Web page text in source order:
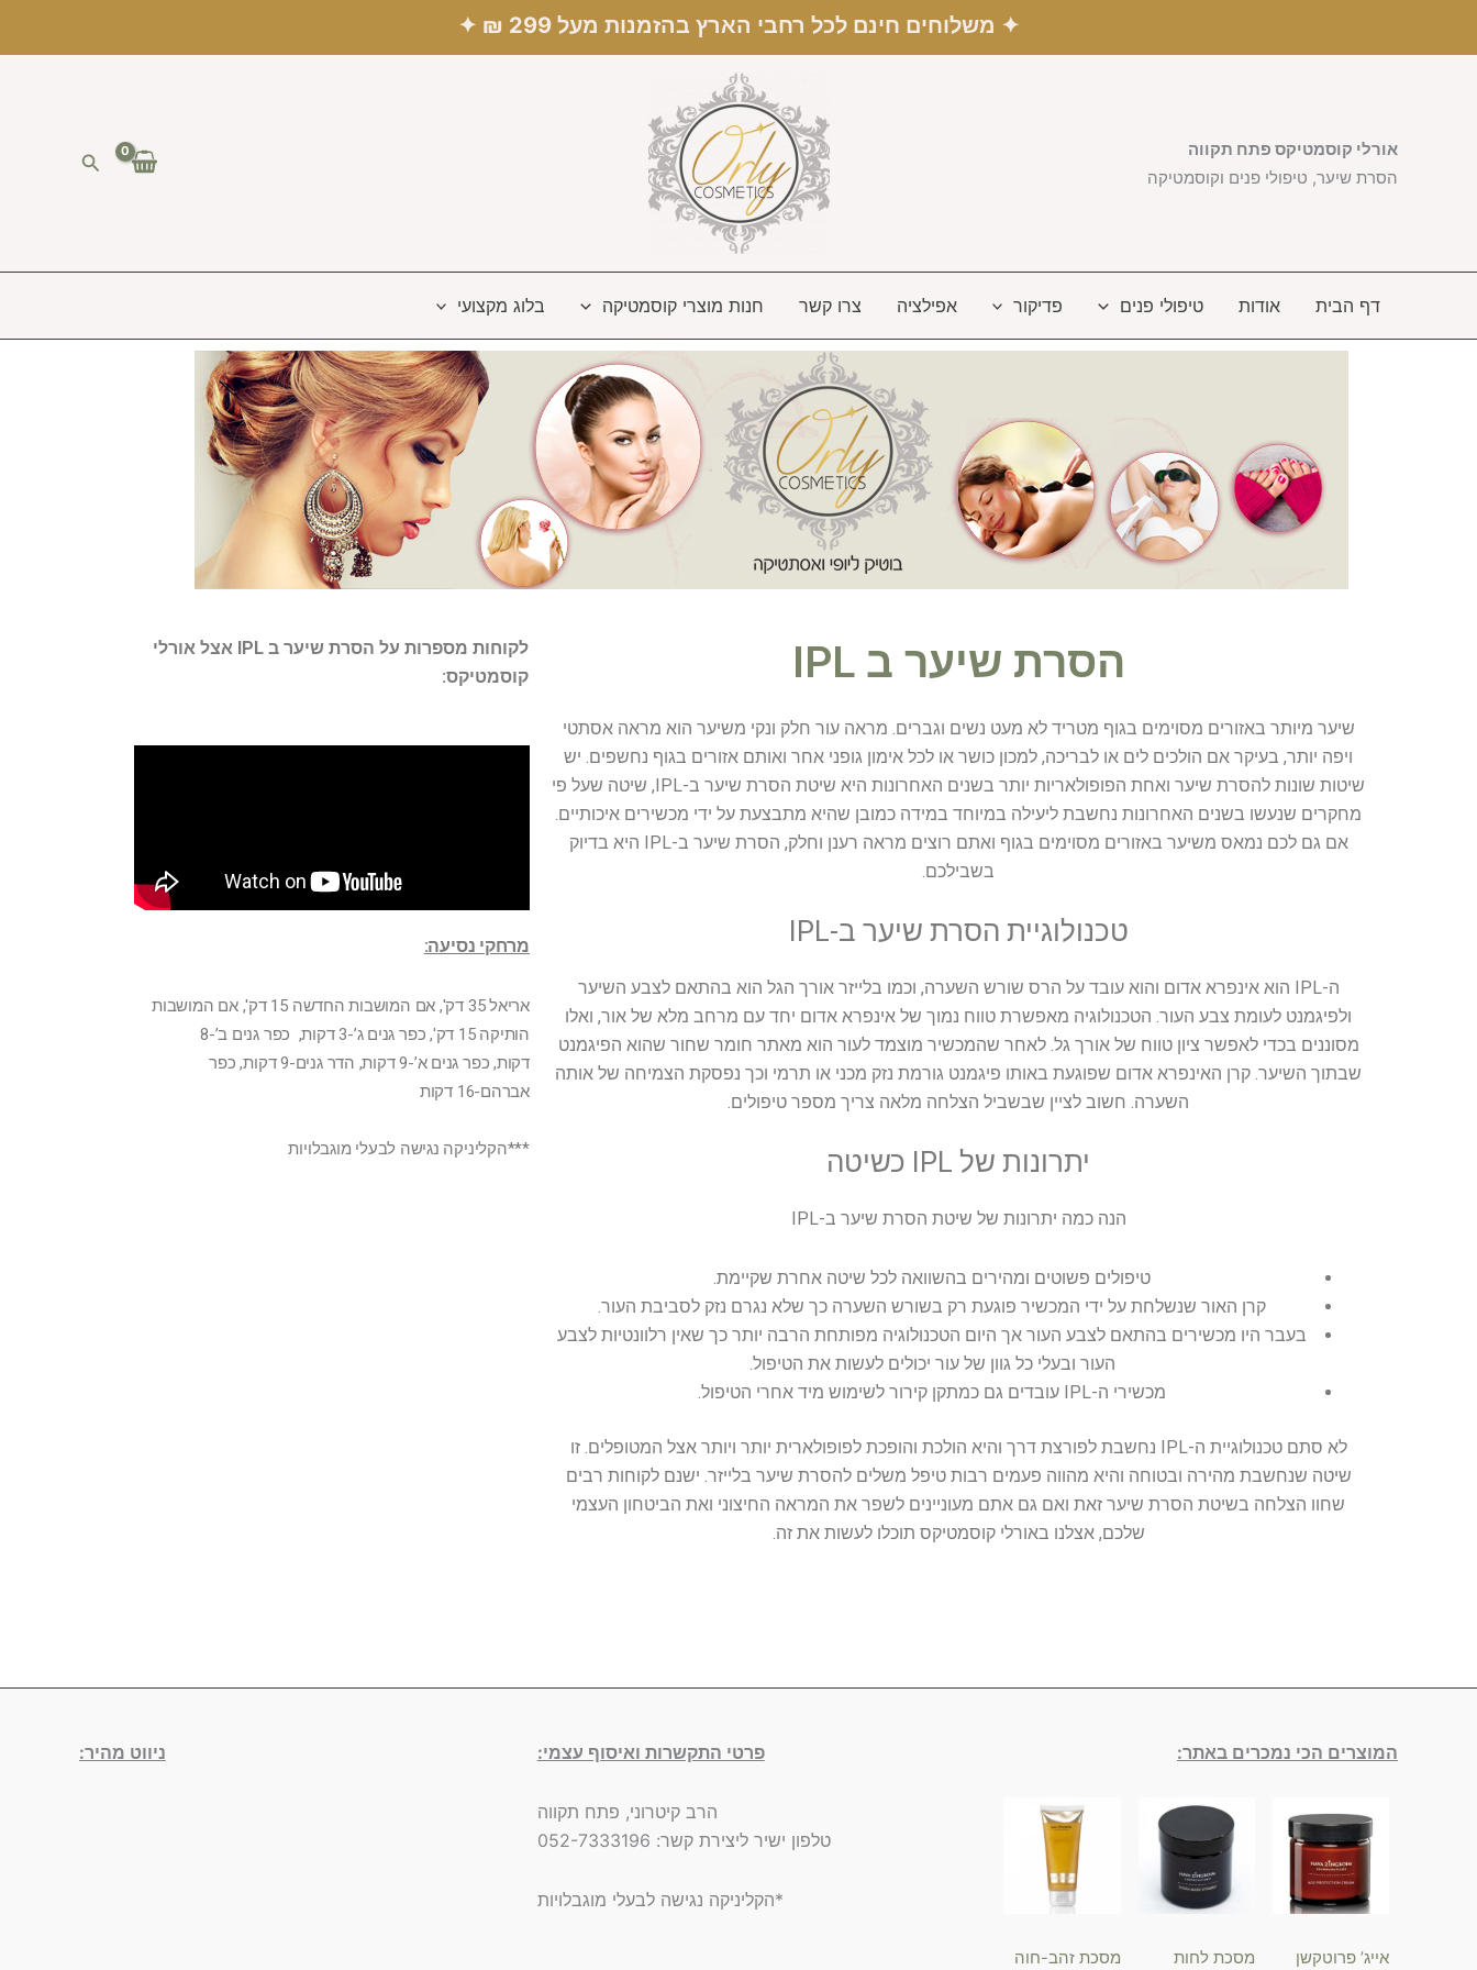
✦ משלוחים חינם לכל רחבי הארץ בהזמנות מעל 299 ₪ ✦
אורלי קוסמטיקס פתח תקווה
הסרת שיער, טיפולי פנים וקוסמטיקה
חיפוש
דף הבית אודות טיפולי פנים פדיקור אפילציה צרו קשר חנות מוצרי קוסמטיקה בלוג מקצועי
הסרת שיער ב IPL
שיער מיותר באזורים מסוימים בגוף מטריד לא מעט נשים וגברים. מראה עור חלק ונקי משיער הוא מראה אסתטי
ויפה יותר, בעיקר אם הולכים לים או לבריכה, למכון כושר או לכל אימון גופני אחר ואותם אזורים בגוף נחשפים. יש
שיטות שונות להסרת שיער ואחת הפופולאריות יותר בשנים האחרונות היא שיטת הסרת שיער ב-IPL, שיטה שעל פי
מחקרים שנעשו בשנים האחרונות נחשבת ליעילה במיוחד במידה כמובן שהיא מתבצעת על ידי מכשירים איכותיים.
אם גם לכם נמאס משיער באזורים מסוימים בגוף ואתם רוצים מראה רענן וחלק, הסרת שיער ב-IPL היא בדיוק
בשבילכם.
טכנולוגיית הסרת שיער ב-IPL
ה-IPL הוא אינפרא אדום והוא עובד על הרס שורש השערה, וכמו בלייזר אורך הגל הוא בהתאם לצבע השיער
ולפיגמנט לעומת צבע העור. הטכנולוגיה מאפשרת טווח נמוך של אינפרא אדום יחד עם מרחב מלא של אור, ואלו
מסוננים בכדי לאפשר ציון טווח של אורך גל. לאחר שהמכשיר מוצמד לעור הוא מאתר חומר שחור שהוא הפיגמנט
שבתוך השיער. קרן האינפרא אדום שפוגעת באותו פיגמנט גורמת נזק מכני או תרמי וכך נפסקת הצמיחה של אותה
השערה. חשוב לציין שבשביל הצלחה מלאה צריך מספר טיפולים.
יתרונות של IPL כשיטה
הנה כמה יתרונות של שיטת הסרת שיער ב-IPL
טיפולים פשוטים ומהירים בהשוואה לכל שיטה אחרת שקיימת.
קרן האור שנשלחת על ידי המכשיר פוגעת רק בשורש השערה כך שלא נגרם נזק לסביבת העור.
בעבר היו מכשירים בהתאם לצבע העור אך היום הטכנולוגיה מפותחת הרבה יותר כך שאין רלוונטיות לצבע
העור ובעלי כל גוון של עור יכולים לעשות את הטיפול.
מכשירי ה-IPL עובדים גם כמתקן קירור לשימוש מיד אחרי הטיפול.
לא סתם טכנולוגיית ה-IPL נחשבת לפורצת דרך והיא הולכת והופכת לפופולארית יותר ויותר אצל המטופלים. זו
שיטה שנחשבת מהירה ובטוחה והיא מהווה פעמים רבות טיפל משלים להסרת שיער בלייזר. ישנם לקוחות רבים
שחוו הצלחה בשיטת הסרת שיער זאת ואם גם אתם מעוניינים לשפר את המראה החיצוני ואת הביטחון העצמי
שלכם, אצלנו באורלי קוסמטיקס תוכלו לעשות את זה.
לקוחות מספרות על הסרת שיער ב IPL אצל אורלי
קוסמטיקס:
מרחקי נסיעה:
אריאל 35 דק', אם המושבות החדשה 15 דק', אם המושבות
הותיקה 15 דק', כפר גנים ג’-3 דקות, כפר גנים ב’-8
דקות, כפר גנים א’-9 דקות, הדר גנים-9 דקות, כפר
אברהם-16 דקות
***הקליניקה נגישה לבעלי מוגבלויות
המוצרים הכי נמכרים באתר:
אייג’ פרוטקשן
מסכת לחות
מסכת זהב-חוה
פרטי התקשרות ואיסוף עצמי:
הרב קיטרוני, פתח תקווה
טלפון ישיר ליצירת קשר: 052-7333196
*הקליניקה נגישה לבעלי מוגבלויות
ניווט מהיר: